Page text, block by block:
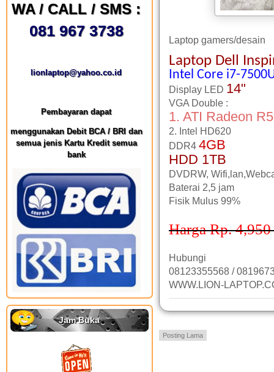
WA / CALL / SMS :
081 967 3738
lionlaptop@yahoo.co.id
Pembayaran dapat
menggunakan Debit BCA / BRI dan
semua jenis Kartu Kredit semua
bank
Jam Buka
Laptop gamers/desain
Laptop Dell
Intel Core i7-
Display LED 14"
VGA Double :
1. ATI Radeon
2. Intel HD620
DDR4 4GB
HDD 1TB
DVDRW,
Baterai 2,5 jam
Fisik Mulus 99%
Harga Rp.
Hubungi
08123355568 /
WWW.LION-
Posting Lama